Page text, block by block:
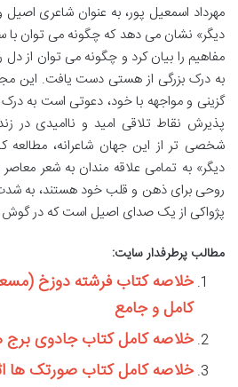
مهرداد اسمعیل پور، به عنوان شاعری اصیل
دیگر» نشان می دهد که چگونه می توان با
مفاهیم را بیان کرد و چگونه می توان از
به درک بزرگی از هستی دست یافت. این
گزینی و مواجهه با خود، دعوتی است به
پذیرش نقاط تلاقی امید و ناامیدی در
شخصی تر از این جهان شاعرانه، مطالعه
دیگر» به تمامی علاقه مندان به شعر
روحی برای ذهن و قلب خود هستند، به
پژواکی از یک صدای اصیل است که در گوش
مطالب پرطرفدار سایت:
خلاصه کتاب فرشته دوزخ
کامل و جامع
خلاصه کامل کتاب جادوی
خلاصه کامل کتاب صورتک ها